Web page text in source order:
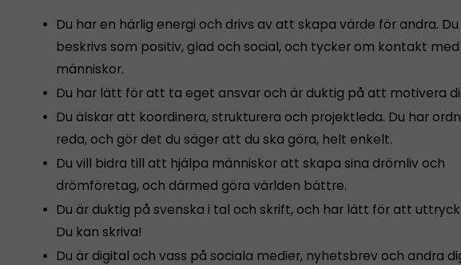
Du har en härlig energi och drivs av att skapa värde för andra. Du
beskrivs som positiv, glad och social, och tycker om kontakt
människor.
Du har lätt för att ta eget ansvar och är duktig på att motivera
Du älskar att koordinera, strukturera och projektleda. Du har
reda, och gör det du säger att du ska göra, helt enkelt.
Du vill bidra till att hjälpa människor att skapa sina drömliv och
drömföretag, och därmed göra världen bättre.
Du är duktig på svenska i tal och skrift, och har lätt för att
Du kan skriva!
Du är digital och vass på sociala medier, nyhetsbrev och andra